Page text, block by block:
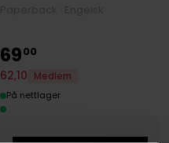
6900
62,10
Medlem
På nettlager